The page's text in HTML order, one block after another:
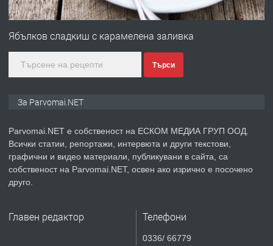
ПРЕДЛАГА
Монтажник на малки детайли за
преди 1 година
ПРЕДЛАГА
Продавам апартамент - гр.
Ябълков сладкиш с карамелена заливка
Търси
За Parvomai.NET
Parvomai.NET е собственост на ЕСКОМ МЕДИА ГРУП ООД.
Всички статии, репортажи, интервюта и други текстови,
графични и видео материали, публикувани в сайта, са
собственост на Parvomai.NET, освен ако изрично е посочено
друго.
Главен редактор Телефони
0336/ 66779